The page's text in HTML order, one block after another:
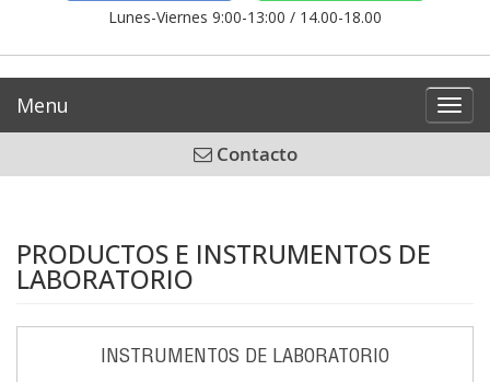
Lunes-Viernes 9:00-13:00 / 14.00-18.00
Menu
Contacto
PRODUCTOS E INSTRUMENTOS DE
LABORATORIO
INSTRUMENTOS DE LABORATORIO